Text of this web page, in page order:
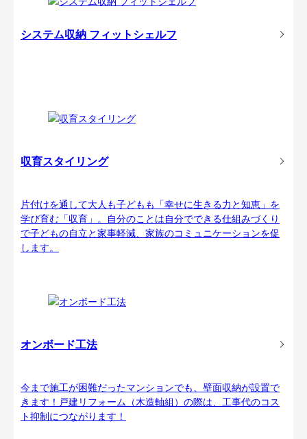
システム収納 フィットシェルフ
収育スタイリング
片付けを通して大人も子どもも「幸せに生きる力と知恵」を
学び育む「収育」。自分のことは自分でできる仕組みづくり
で子どもの自立と家事軽減、家族のコミュニケーションを促
します。
オンボード工法
今まで施工が困難だったマンションでも、壁面収納が設置で
きます！戸建リフォーム（木造軸組）の際は、工事代のコス
ト抑制につながります！